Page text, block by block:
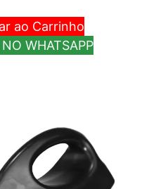
ao Carrinho
WHATSAPP